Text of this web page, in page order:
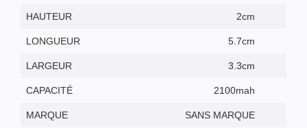
HAUTEUR 2cm
LONGUEUR 5.7cm
LARGEUR 3.3cm
CAPACITÉ 2100mah
MARQUE SANS MARQUE